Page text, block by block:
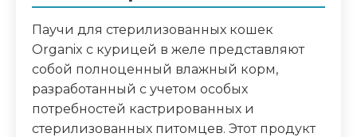
0.5%, влага 82%, витамин А 90 МЕ,
витамин D 9 МЕ, витамин E 0.5 ME,
железо (E1) 1.4 мг, медь (E4) 0.09 мг,
марганец (E5) 0.13 мг
Дополнительные ингредиенты
Паучи для стерилизованных кошек
Organix с курицей в желе представляют
собой полноценный влажный корм,
разработанный с учетом особых
потребностей кастрированных и
стерилизованных питомцев. Этот продукт